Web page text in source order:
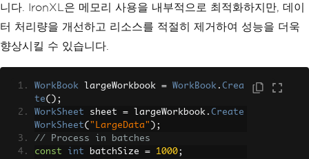
니다. IronXL은 메모리 사용을 내부적으로 최적화하지만, 데이
터 처리량을 개선하고 리소스를 적절히 제거하여 성능을 더욱
향상시킬 수 있습니다.
WorkBook largeWorkbook = WorkBook . Crea
te();
WorkSheet sheet = largeWorkbook . Create
WorkSheet( "LargeData" );
// Process in batches
const
int batchSize = 1000;